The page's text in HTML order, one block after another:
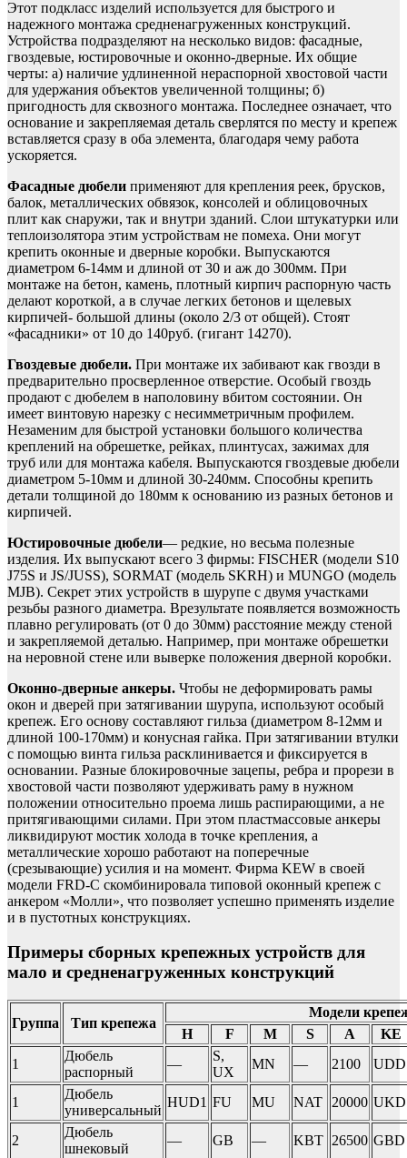
Этот подкласс изделий используется для быстрого и
надежного монтажа средненагруженных конструкций.
Устройства подразделяют на несколько видов: фасадные,
гвоздевые, юстировочные и оконно-дверные. Их общие
черты: а) наличие удлиненной нераспорной хвостовой части
для удержания объектов увеличенной толщины; б)
пригодность для сквозного монтажа. Последнее означает, что
основание и закрепляемая деталь сверлятся по месту и крепеж
вставляется сразу в оба элемента, благодаря чему работа
ускоряется.
Фасадные дюбели применяют для крепления реек, брусков,
балок, металлических обвязок, консолей и облицовочных
плит как снаружи, так и внутри зданий. Слои штукатурки или
теплоизолятора этим устройствам не помеха. Они могут
крепить оконные и дверные коробки. Выпускаются
диаметром 6-14мм и длиной от 30 и аж до 300мм. При
монтаже на бетон, камень, плотный кирпич распорную часть
делают короткой, а в случае легких бетонов и щелевых
кирпичей- большой длины (около 2/3 от общей). Стоят
«фасадники» от 10 до 140руб. (гигант 14270).
Гвоздевые дюбели. При монтаже их забивают как гвозди в
предварительно просверленное отверстие. Особый гвоздь
продают с дюбелем в наполовину вбитом состоянии. Он
имеет винтовую нарезку с несимметричным профилем.
Незаменим для быстрой установки большого количества
креплений на обрешетке, рейках, плинтусах, зажимах для
труб или для монтажа кабеля. Выпускаются гвоздевые дюбели
диаметром 5-10мм и длиной 30-240мм. Способны крепить
детали толщиной до 180мм к основанию из разных бетонов и
кирпичей.
Юстировочные дюбели— редкие, но весьма полезные
изделия. Их выпускают всего 3 фирмы: FISCHER (модели S10
J75S и JS/JUSS), SORMAT (модель SKRH) и MUNGO (модель
MJB). Секрет этих устройств в шурупе с двумя участками
резьбы разного диаметра. Врезультате появляется возможность
плавно регулировать (от 0 до 30мм) расстояние между стеной
и закрепляемой деталью. Например, при монтаже обрешетки
на неровной стене или выверке положения дверной коробки.
Оконно-дверные анкеры. Чтобы не деформировать рамы
окон и дверей при затягивании шурупа, используют особый
крепеж. Его основу составляют гильза (диаметром 8-12мм и
длиной 100-170мм) и конусная гайка. При затягивании втулки
с помощью винта гильза расклинивается и фиксируется в
основании. Разные блокировочные зацепы, ребра и прорези в
хвостовой части позволяют удерживать раму в нужном
положении относительно проема лишь распирающими, а не
притягивающими силами. При этом пластмассовые анкеры
ликвидируют мостик холода в точке крепления, а
металлические хорошо работают на поперечные
(срезывающие) усилия и на момент. Фирма KEW в своей
модели FRD-C скомбинировала типовой оконный крепеж с
анкером «Молли», что позволяет успешно применять изделие
и в пустотных конструкциях.
Примеры сборных крепежных устройств для
мало и средненагруженных конструкций
Группа Тип крепежа
Модели
H
F M S A
KE
1
Дюбель
распорный
—
S,
UX
MN — 2100 UDD
1
Дюбель
универсальный
HUD1 FU MU NAT 20000 UKD
2
Дюбель
шнековый
— GB — KBT 26500 GBD